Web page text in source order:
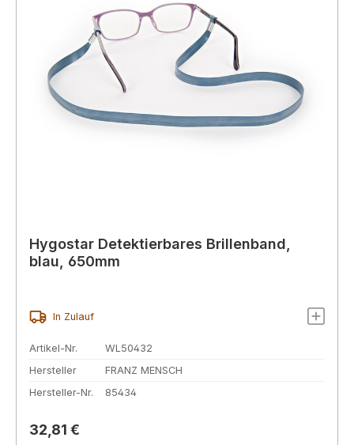
Hygostar Detektierbares Brillenband,
blau, 650mm
In Zulauf
Artikel-Nr.
WL50432
Hersteller
FRANZ MENSCH
Hersteller-Nr.
85434
Regulärer Preis:
32,81 €